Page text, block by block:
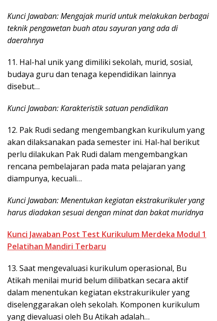
Kunci Jawaban: Mengajak murid untuk melakukan berbagai
teknik pengawetan buah atau sayuran yang ada di
daerahnya
11. Hal-hal unik yang dimiliki sekolah, murid, sosial,
budaya guru dan tenaga kependidikan lainnya
disebut…
Kunci Jawaban: Karakteristik satuan pendidikan
12. Pak Rudi sedang mengembangkan kurikulum yang
akan dilaksanakan pada semester ini. Hal-hal berikut
perlu dilakukan Pak Rudi dalam mengembangkan
rencana pembelajaran pada mata pelajaran yang
diampunya, kecuali…
Kunci Jawaban: Menentukan kegiatan ekstrakurikuler yang
harus diadakan sesuai dengan minat dan bakat muridnya
Kunci Jawaban Post Test Kurikulum Merdeka Modul 1
Pelatihan Mandiri Terbaru
13. Saat mengevaluasi kurikulum operasional, Bu
Atikah menilai murid belum dilibatkan secara aktif
dalam menentukan kegiatan ekstrakurikuler yang
diselenggarakan oleh sekolah. Komponen kurikulum
yang dievaluasi oleh Bu Atikah adalah…